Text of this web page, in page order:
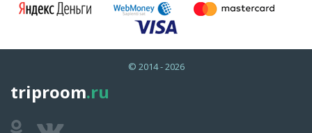
© 2014 - 2026
triproom.ru